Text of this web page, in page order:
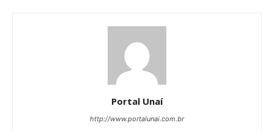
Portal Unaí
http://www.portalunai.com.br